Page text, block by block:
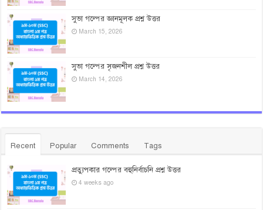
সুভা গল্পের জ্ঞানমূলক প্রশ্ন উত্তর
March 15, 2026
সুভা গল্পের সৃজনশীল প্রশ্ন উত্তর
March 14, 2026
Recent Popular Comments Tags
প্রত্যুপকার গল্পের বহুনির্বাচনি প্রশ্ন উত্তর
4 weeks ago